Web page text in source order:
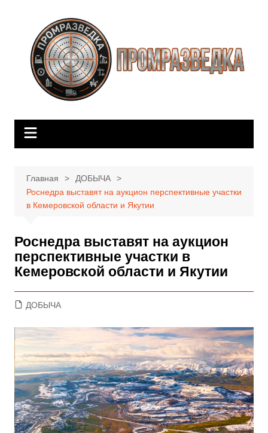
содержимому
Главная
ДОБЫЧА
Роснедра выставят на аукцион перспективные участки
в Кемеровской области и Якутии
Роснедра выставят на аукцион
перспективные участки в
Кемеровской области и Якутии
ДОБЫЧА